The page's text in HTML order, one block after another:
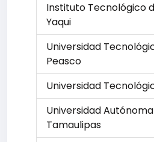
Instituto Tecnológico
Yaqui
Universidad
Peasco
Universidad
Universidad
Tamaulipas